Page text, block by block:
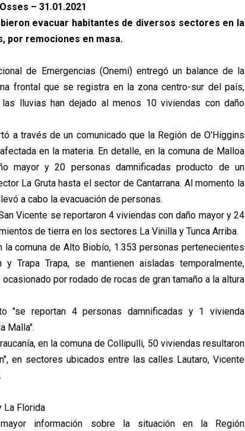
– 31.01.2021
evacuar habitantes de diversos sectores en la
por remociones en masa.
de Emergencias (Onemi) entregó un balance de la
frontal que se registra en la zona centro-sur del país,
lluvias han dejado al menos 10 viviendas con daño
a través de un comunicado que la Región de O'Higgins
en la materia. En detalle, en la comuna de Malloa
mayor y 20 personas damnificadas producto de un
La Gruta hasta el sector de Cantarrana. Al momento la
a cabo la evacuación de personas.
Vicente se reportaron 4 viviendas con daño mayor y 24
de tierra en los sectores La Vinilla y Tunca Arriba.
la comuna de Alto Biobío, 1.353 personas pertenecientes
Trapa Trapa, se mantienen aisladas temporalmente,
por rodado de rocas de gran tamaño a la altura
"se reportan 4 personas damnificadas y 1 vivienda
Malla".
en la comuna de Collipulli, 50 viviendas resultaron
en sectores ubicados entre las calles Lautaro, Vicente
La Florida
mayor información sobre la situación en la Región